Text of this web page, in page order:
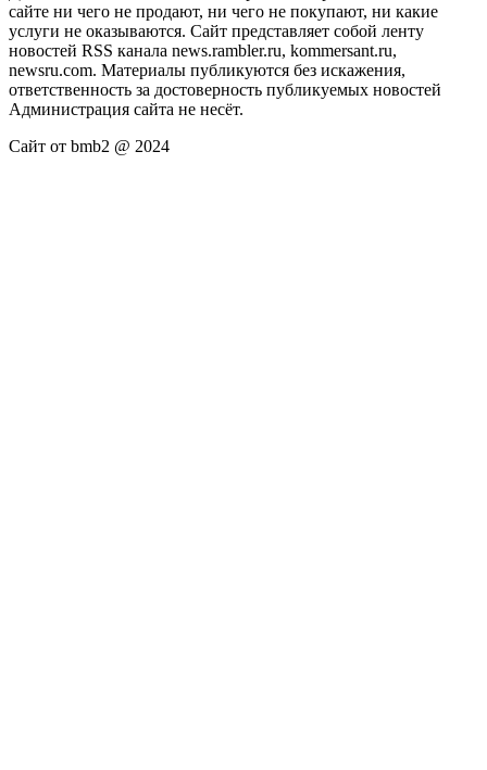
сайте ни чего не продают, ни чего не покупают, ни какие
услуги не оказываются. Сайт представляет собой ленту
новостей RSS канала news.rambler.ru, kommersant.ru,
newsru.com. Материалы публикуются без искажения,
ответственность за достоверность публикуемых новостей
Администрация сайта не несёт.
Сайт от bmb2 @ 2024